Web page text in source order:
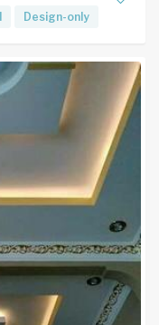
Design-only